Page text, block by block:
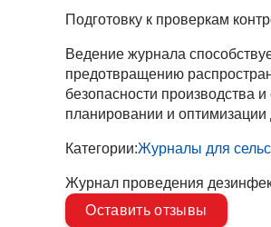
Подготовку к проверкам
Ведение журнала
предотвращению
безопасности производства
планировании и
Категории:Журналы для
Журнал проведения
Оставить отзывы